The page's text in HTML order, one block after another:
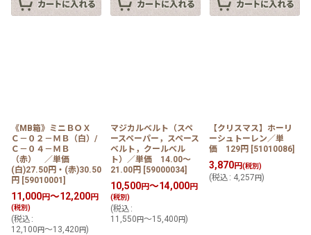
《MB箱》ミニＢＯＸ
Ｃ－０２－ＭＢ（白）/
Ｃ－０４－ＭＢ
（赤） ／単価
(白)27.50円・(赤)30.50
円 [59010001 ]
11,000円～12,200円
(税別)
(税込 :
12,100 円～13,420 円)
マジカルベルト（スペ
ースペーパー，スペース
ベルト，クールベル
ト）／単価 14.00〜
21.00円 [59000034]
10,500円～14,000円
(税別)
(税込 :
11,550 円～15,400 円)
【クリスマス】ホーリ
ーシュトーレン／単
価 129円 [51010086]
3,870円(税別)
(税込 : 4,257円)